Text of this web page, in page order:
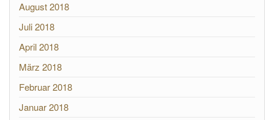
August 2018
Juli 2018
April 2018
März 2018
Februar 2018
Januar 2018